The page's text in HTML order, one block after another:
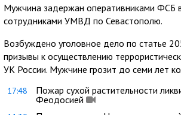
Мужчина задержан оперативниками ФСБ
сотрудниками УМВД по Севастополю.
Возбуждено уголовное дело по статье
призывы к осуществлению
УК России. Мужчине грозит до семи лет
17:48
Пожар сухой растительности
Феодосией